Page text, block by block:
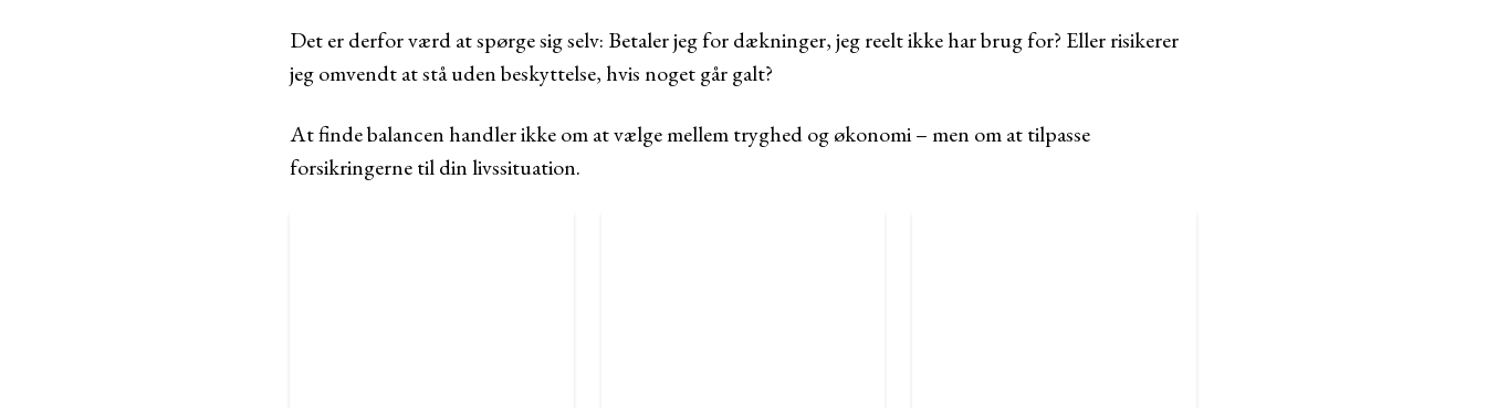
Det er derfor værd at spørge sig selv: Betaler jeg for dækninger, jeg reelt ikke har brug for? Eller risikerer
jeg omvendt at stå uden beskyttelse, hvis noget går galt?
At finde balancen handler ikke om at vælge mellem tryghed og økonomi – men om at tilpasse
forsikringerne til din livssituation.